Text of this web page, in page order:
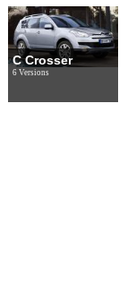
C Crosser
6 Versions